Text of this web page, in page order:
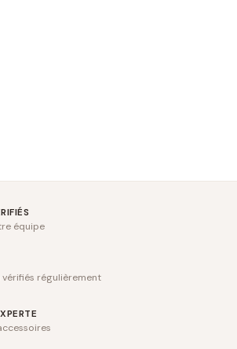
équipe
vérifiés régulièrement